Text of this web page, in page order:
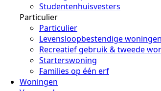
Studentenhuisvesters
Particulier
Particulier
Levensloopbestendige woningen
Recreatief gebruik & tweede
Starterswoning
Families op één erf
Woningen